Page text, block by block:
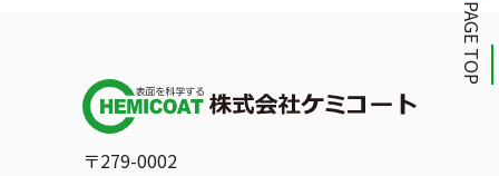
〒279-0002
PAGE TOP